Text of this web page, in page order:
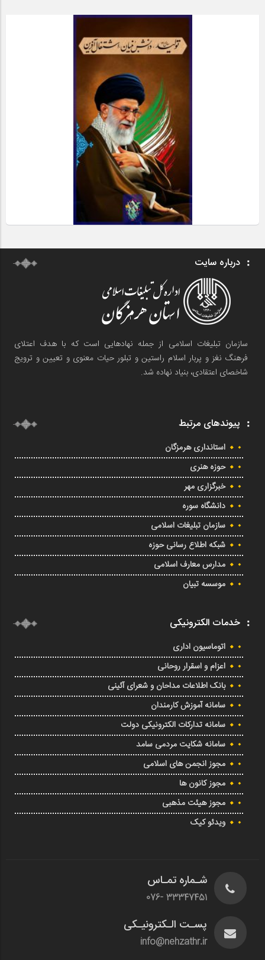
درباره سایت
سازمان تبلیغات اسلامی از جمله نهادهایی است که با هدف اعتلای
فرهنگ نغز و پربار اسلام راستین و تبلور حیات معنوی و تعیین و ترویج
شاخصای اعتقادی، بنیاد نهاده شد.
پیوندهای مرتبط
استانداری هرمزگان
حوزه هنری
خبرگزاری مهر
دانشگاه سوره
سازمان تبلیغات اسلامی
شبکه اطلاع رسانی حوزه
مدارس معارف اسلامی
موسسه تبیان
خدمات الکترونیکی
اتوماسیون اداری
اعزام و اسقرار روحانی
بانک اطلاعات مداحان و شعرای آئینی
سامانه آموزش کارمندان
سامانه تدارکات الکترونیکی دولت
سامانه شکایت مردمی سامد
مجوز انجمن های اسلامی
مجوز کانون ها
مجوز هیئت مذهبی
ویدئو کیک
شـماره تمـاس
33347451 -076
پسـت الـکترونیـکی
info@nehzathr.ir